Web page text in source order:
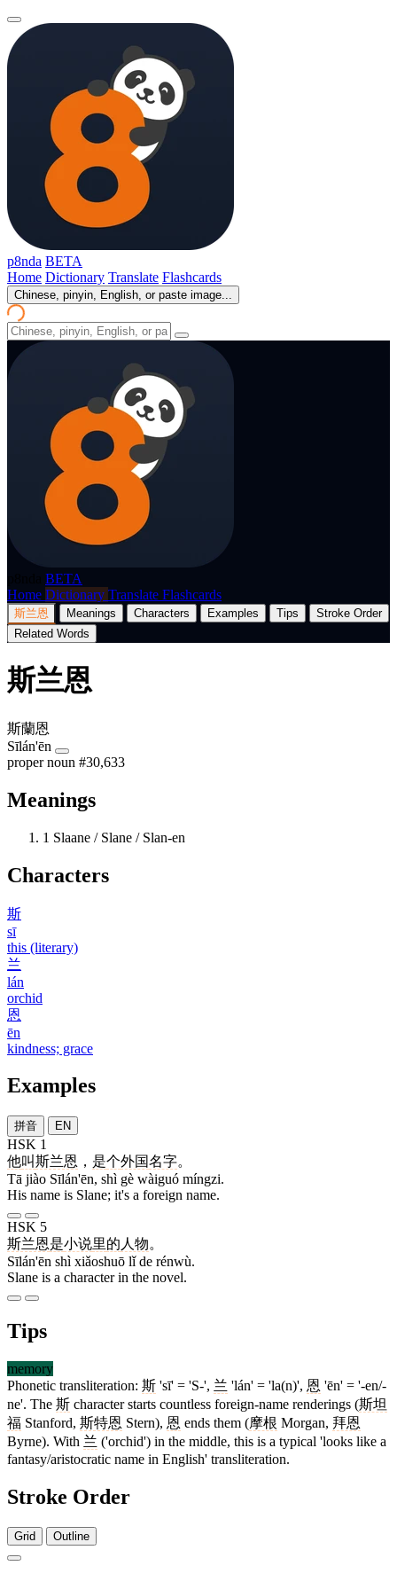
p8nda BETA
Home Dictionary Translate Flashcards
Chinese, pinyin, English, or paste image...
BETA
Home Dictionary Translate Flashcards
斯兰恩 Meanings Characters Examples Tips
Stroke Order
Related Words
斯兰恩
斯蘭恩
Sīlán'ēn
proper noun #30,633
Meanings
1 Slaane / Slane / Slan-en
Characters
斯
sī
this (literary)
兰
lán
orchid
恩
ēn
kindness; grace
Examples
拼音 EN
HSK 1
他叫斯兰恩 ， 是个外国名字。
Tā jiào Sīlán'ēn, shì gè wàiguó míngzi.
His name is Slane; it's a foreign name.
HSK 5
斯兰恩是小说里的 人物。
Sīlán'ēn shì xiǎoshuō lǐ de rénwù.
Slane is a character in the novel.
Tips
memory
Phonetic transliteration: 斯 'sī' = 'S-', 兰 'lán' = 'la(n)', 恩 'ēn' = '-en/-
ne'. The 斯 character starts countless foreign-name renderings (斯坦
福 Stanford, 斯特恩 Stern), 恩 ends them (摩根 Morgan, 拜恩
Byrne). With 兰 ('orchid') in the middle, this is a typical 'looks like a
fantasy/aristocratic name in English' transliteration.
Stroke Order
Grid Outline